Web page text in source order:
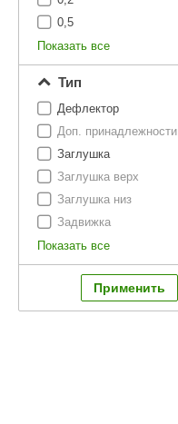
Для дома и дачи
Акции и скидки
Этна
Tikkurila
TABA
Termomuros
Finn icon
0,5
Показать все
Тип
Дефлектор
Доп. принадлежности
Заглушка
Заглушка верх
Заглушка низ
Задвижка
Показать все